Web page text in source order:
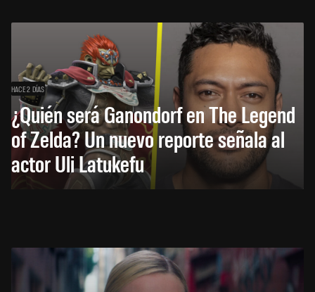
HACE 2 DÍAS
¿Quién será Ganondorf en The Legend
of Zelda? Un nuevo reporte señala al
actor Uli Latukefu